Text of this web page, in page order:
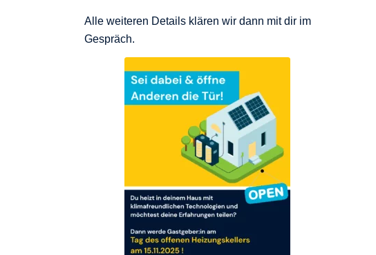
Alle weiteren Details klären wir dann mit dir im
Gespräch.